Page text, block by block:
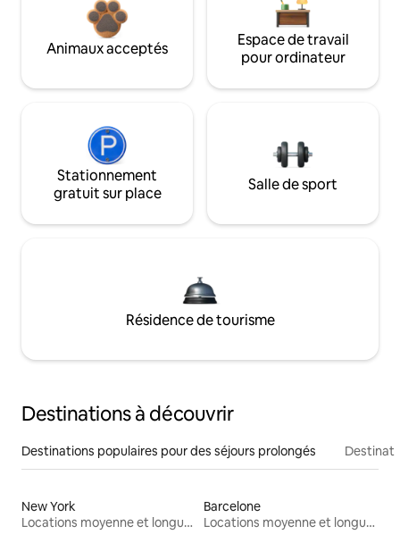
Animaux acceptés
Espace de travail
pour ordinateur
Stationnement
gratuit sur place
Salle de sport
Résidence de tourisme
Destinations à découvrir
Destinations populaires pour des séjours prolongés
New York
Locations moyenne et longue durée
Barcelone
Locations moyenne et longue durée